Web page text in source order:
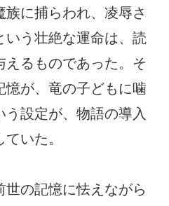
に捕らわれ、凌辱さ
いう壮絶な運命は、読
るものであった。そ
憶が、竜の子どもに噛
う設定が、物語の導入
いた。
の記憶に怯えながら